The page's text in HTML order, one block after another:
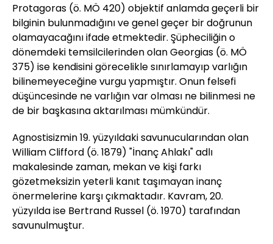
Protagoras (ö. MÖ 420) objektif anlamda geçerli bir
bilginin bulunmadığını ve genel geçer bir doğrunun
olamayacağını ifade etmektedir. Şüpheciliğin o
dönemdeki temsilcilerinden olan Georgias (ö. MÖ
375) ise kendisini görecelikle sınırlamayıp varlığın
bilinemeyeceğine vurgu yapmıştır. Onun felsefi
düşüncesinde ne varlığın var olması ne bilinmesi ne
de bir başkasına aktarılması mümkündür.
Agnostisizmin 19. yüzyıldaki savunucularından olan
William Clifford (ö. 1879) "İnanç Ahlakı" adlı
makalesinde zaman, mekan ve kişi farkı
gözetmeksizin yeterli kanıt taşımayan inanç
önermelerine karşı çıkmaktadır. Kavram, 20.
yüzyılda ise Bertrand Russel (ö. 1970) tarafından
savunulmuştur.